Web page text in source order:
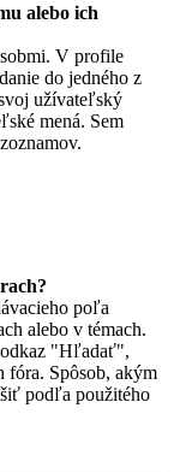
alebo ich
V profile
do jedného z
užívateľský
mená. Sem
poľa
alebo v témach.
odkaz "Hľadať",
fóra. Spôsob, akým
podľa použitého